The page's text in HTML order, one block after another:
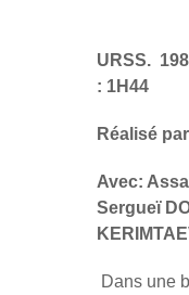
URSS.
: 1H44
Réalisé
Avec:
Sergueï
Dans une